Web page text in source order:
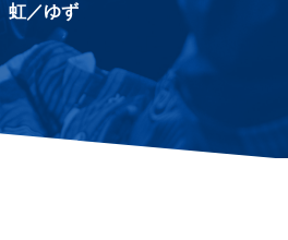
虹／ゆず